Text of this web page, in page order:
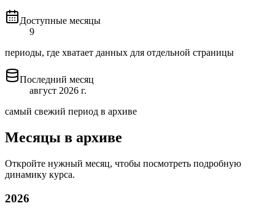
Доступные месяцы
9
периоды, где хватает данных для отдельной страницы
Последний месяц
август 2026 г.
самый свежий период в архиве
Месяцы в архиве
Откройте нужный месяц, чтобы посмотреть подробную
динамику курса.
2026